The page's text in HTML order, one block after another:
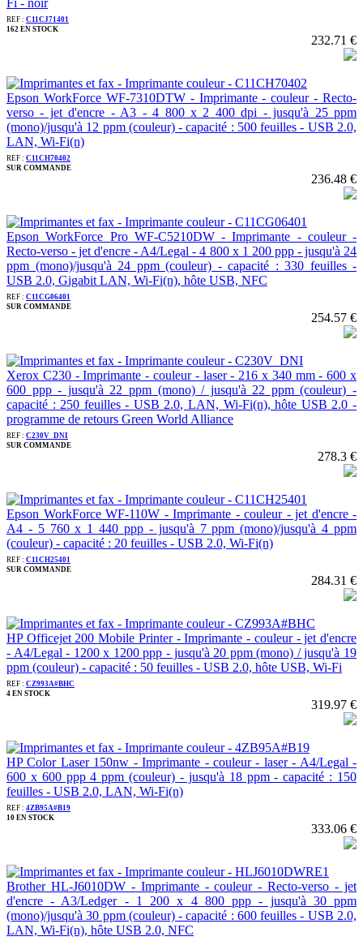
REF : C11CJ71401
162 EN STOCK
232.71 €
Epson WorkForce WF-7310DTW - Imprimante - couleur - Recto-
verso - jet d'encre - A3 - 4 800 x 2 400 dpi - jusqu'à 25 ppm
(mono)/jusqu'à 12 ppm (couleur) - capacité : 500 feuilles - USB 2.0,
LAN, Wi-Fi(n)
REF : C11CH70402
SUR COMMANDE
236.48 €
Epson WorkForce Pro WF-C5210DW - Imprimante - couleur -
Recto-verso - jet d'encre - A4/Legal - 4 800 x 1 200 ppp - jusqu'à 24
ppm (mono)/jusqu'à 24 ppm (couleur) - capacité : 330 feuilles -
USB 2.0, Gigabit LAN, Wi-Fi(n), hôte USB, NFC
REF : C11CG06401
SUR COMMANDE
254.57 €
Xerox C230 - Imprimante - couleur - laser - 216 x 340 mm - 600 x
600 ppp - jusqu'à 22 ppm (mono) / jusqu'à 22 ppm (couleur) -
capacité : 250 feuilles - USB 2.0, LAN, Wi-Fi(n), hôte USB 2.0 -
programme de retours Green World Alliance
REF : C230V_DNI
SUR COMMANDE
278.3 €
Epson WorkForce WF-110W - Imprimante - couleur - jet d'encre -
A4 - 5 760 x 1 440 ppp - jusqu'à 7 ppm (mono)/jusqu'à 4 ppm
(couleur) - capacité : 20 feuilles - USB 2.0, Wi-Fi(n)
REF : C11CH25401
SUR COMMANDE
284.31 €
HP Officejet 200 Mobile Printer - Imprimante - couleur - jet d'encre
- A4/Legal - 1200 x 1200 ppp - jusqu'à 20 ppm (mono) / jusqu'à 19
ppm (couleur) - capacité : 50 feuilles - USB 2.0, hôte USB, Wi-Fi
REF : CZ993A#BHC
4 EN STOCK
319.97 €
HP Color Laser 150nw - Imprimante - couleur - laser - A4/Legal -
600 x 600 ppp 4 ppm (couleur) - jusqu'à 18 ppm - capacité : 150
feuilles - USB 2.0, LAN, Wi-Fi(n)
REF : 4ZB95A#B19
10 EN STOCK
333.06 €
Brother HL-J6010DW - Imprimante - couleur - Recto-verso - jet
d'encre - A3/Ledger - 1 200 x 4 800 ppp - jusqu'à 30 ppm
(mono)/jusqu'à 30 ppm (couleur) - capacité : 600 feuilles - USB 2.0,
LAN, Wi-Fi(n), hôte USB 2.0, NFC